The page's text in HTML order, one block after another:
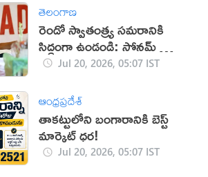
తెలంగాణ
రెండో స్వాతంత్ర్య సమరానికి
సిద్ధంగా ఉండండి: సోనమ్ వాంగ్
చుక్ పిలుపు
Jul 20, 2026, 05:07 IST
ఆంధ్రప్రదేశ్
తాకట్టులోని బంగారానికి బెస్ట్
మార్కెట్ ధర!
Jul 20, 2026, 05:07 IST